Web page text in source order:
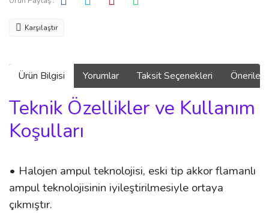
Karşılaştır
Ürün Bilgisi Yorumlar Taksit Seçenekleri
Teknik Özellikler ve Kullanım
Koşulları
• Halojen ampul teknolojisi, eski tip akkor flamanlı
ampul teknolojisinin iyileştirilmesiyle ortaya
çıkmıştır.